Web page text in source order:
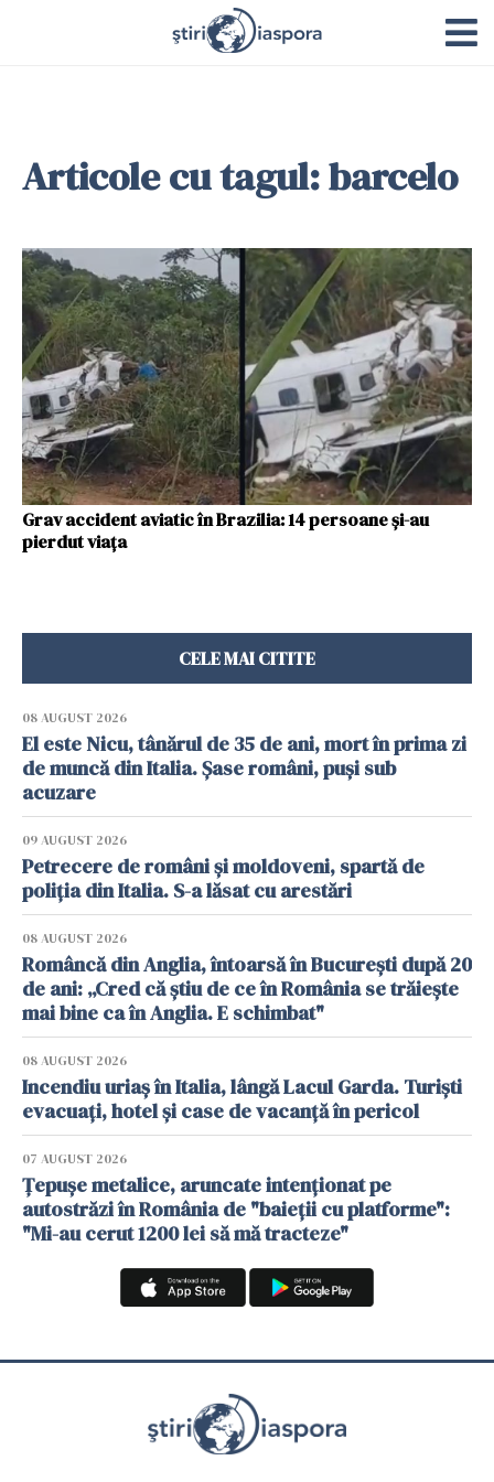
Articole cu tagul: barcelo
Grav accident aviatic în Brazilia: 14 persoane și-au
pierdut viața
CELE MAI CITITE
08 AUGUST 2026
El este Nicu, tânărul de 35 de ani, mort în prima zi
de muncă din Italia. Șase români, puși sub
acuzare
09 AUGUST 2026
Petrecere de români și moldoveni, spartă de
poliția din Italia. S-a lăsat cu arestări
08 AUGUST 2026
Româncă din Anglia, întoarsă în București după 20
de ani: „Cred că știu de ce în România se trăiește
mai bine ca în Anglia. E schimbat"
08 AUGUST 2026
Incendiu uriaș în Italia, lângă Lacul Garda. Turiști
evacuați, hotel și case de vacanță în pericol
07 AUGUST 2026
Țepușe metalice, aruncate intenționat pe
autostrăzi în România de "baieții cu platforme":
"Mi-au cerut 1200 lei să mă tracteze"